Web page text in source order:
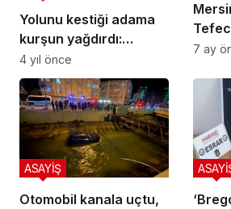
Yolunu kestiği adama
kurşun yağdırdı:
Cinayet anı kamerada
4 yıl önce
117
7 ay
Otomobil kanala uçtu,
ASAYİŞ